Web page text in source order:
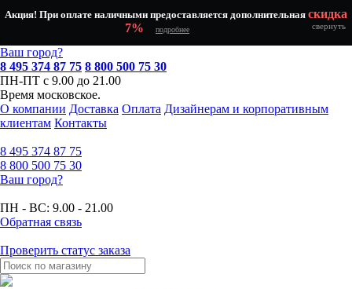
Акция! При оплате наличными предоставляется дополнительная скидка
7%
подробнее свернуть
Ваш город?
8 495 374 87 75 8 800 500 75 30
ПН-ПТ с 9.00 до 21.00
Время московское.
О компании Доставка Оплата Дизайнерам и корпоративным
клиентам Контакты
8 495 374 87 75
8 800 500 75 30
Ваш город?
ПН - ВС: 9.00 - 21.00
Обратная связь
Проверить статус заказа